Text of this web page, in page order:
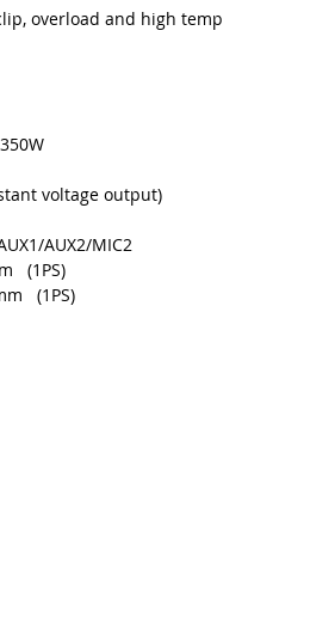
overload and high temp
voltage output)
AUX2/MIC2
(1PS)
(1PS)
(1PS)